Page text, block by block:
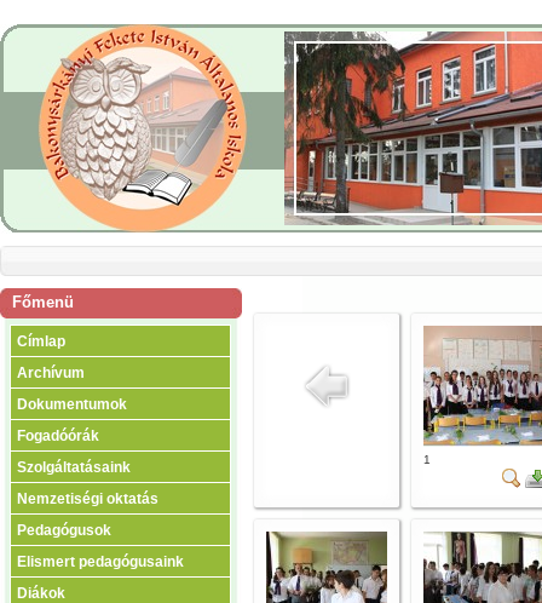
Főmenü
Címlap
Archívum
Dokumentumok
Fogadóórák
Szolgáltatásaink
Nemzetiségi oktatás
Pedagógusok
Elismert pedagógusaink
Diákok
1